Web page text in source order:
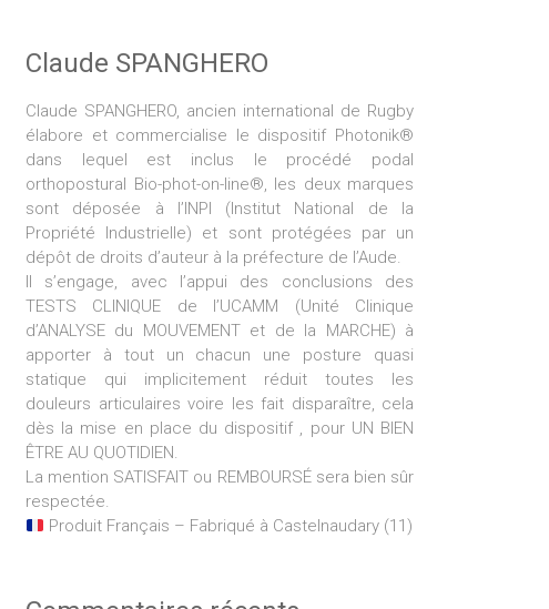
Claude SPANGHERO
Claude SPANGHERO, ancien international de Rugby
élabore et commercialise le dispositif Photonik®
dans lequel est inclus le procédé podal
orthopostural Bio-phot-on-line®, les deux marques
sont déposée à l’INPI (Institut National de la
Propriété Industrielle) et sont protégées par un
dépôt de droits d’auteur à la préfecture de l’Aude.
Il s’engage, avec l’appui des conclusions des
TESTS CLINIQUE de l’UCAMM (Unité Clinique
d’ANALYSE du MOUVEMENT et de la MARCHE) à
apporter à tout un chacun une posture quasi
statique qui implicitement réduit toutes les
douleurs articulaires voire les fait disparaître, cela
dès la mise en place du dispositif , pour UN BIEN
ÊTRE AU QUOTIDIEN.
La mention SATISFAIT ou REMBOURSÉ sera bien sûr
respectée.
Produit Français – Fabriqué à Castelnaudary (11)